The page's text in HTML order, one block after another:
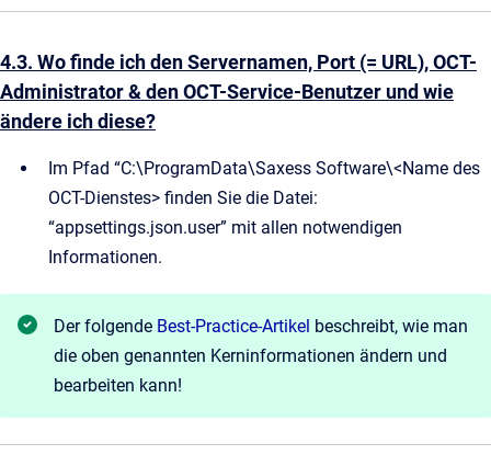
4.3. Wo finde ich den Servernamen, Port (= URL), OCT-
Administrator & den OCT-Service-Benutzer und wie
ändere ich diese?
Im Pfad “C:\ProgramData\Saxess Software\<Name des
OCT-Dienstes> finden Sie die Datei:
“appsettings.json.user” mit allen notwendigen
Informationen.
Der folgende Best-Practice-Artikel beschreibt, wie man
die oben genannten Kerninformationen ändern und
bearbeiten kann!